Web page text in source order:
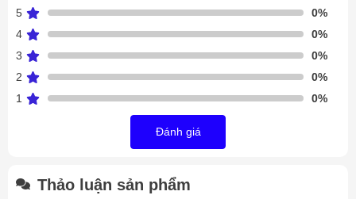
phẩm: DL, DD, DJ.
0 độ C (Khu chế biến, kho bảo quản nông sản)
Dòng DD dãy nhiệt độ trong khoảng -18 độ C (chủ yếu sử
dụng cho kho lạnh trữ đông)
model DJ:
Vỏ dàn lạnh được làm bằng thép tấm chống ăn mòn, được
phủ lớp sơn tĩnh điện màu trắng sữa.
5
0%
4
0%
3
0%
2
0%
1
0%
Đánh giá
Thảo luận sản phẩm